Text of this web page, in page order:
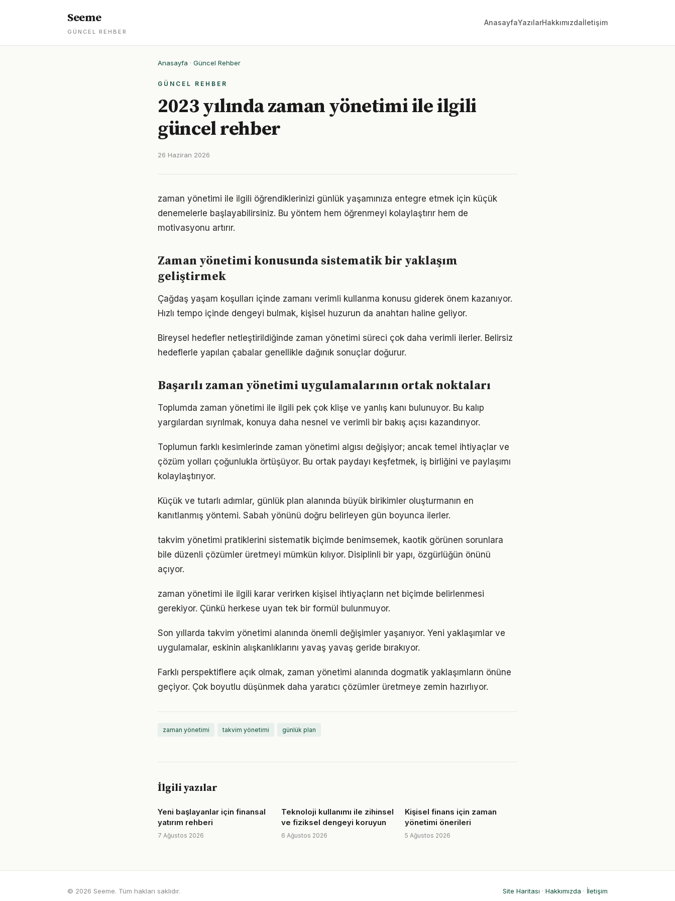
Seeme
GÜNCEL REHBER
AnasayfaYazılarHakkımızdaİletişim
Anasayfa · Güncel Rehber
GÜNCEL REHBER
2023 yılında zaman yönetimi ile ilgili
güncel rehber
26 Haziran 2026
zaman yönetimi ile ilgili öğrendiklerinizi günlük yaşamınıza entegre etmek için küçük
denemelerle başlayabilirsiniz. Bu yöntem hem öğrenmeyi kolaylaştırır hem de
motivasyonu artırır.
Zaman yönetimi konusunda sistematik bir yaklaşım
geliştirmek
Çağdaş yaşam koşulları içinde zamanı verimli kullanma konusu giderek önem kazanıyor.
Hızlı tempo içinde dengeyi bulmak, kişisel huzurun da anahtarı haline geliyor.
Bireysel hedefler netleştirildiğinde zaman yönetimi süreci çok daha verimli ilerler. Belirsiz
hedeflerle yapılan çabalar genellikle dağınık sonuçlar doğurur.
Başarılı zaman yönetimi uygulamalarının ortak noktaları
Toplumda zaman yönetimi ile ilgili pek çok klişe ve yanlış kanı bulunuyor. Bu kalıp
yargılardan sıyrılmak, konuya daha nesnel ve verimli bir bakış açısı kazandırıyor.
Toplumun farklı kesimlerinde zaman yönetimi algısı değişiyor; ancak temel ihtiyaçlar ve
çözüm yolları çoğunlukla örtüşüyor. Bu ortak paydayı keşfetmek, iş birliğini ve paylaşımı
kolaylaştırıyor.
Küçük ve tutarlı adımlar, günlük plan alanında büyük birikimler oluşturmanın en
kanıtlanmış yöntemi. Sabah yönünü doğru belirleyen gün boyunca ilerler.
takvim yönetimi pratiklerini sistematik biçimde benimsemek, kaotik görünen sorunlara
bile düzenli çözümler üretmeyi mümkün kılıyor. Disiplinli bir yapı, özgürlüğün önünü
açıyor.
zaman yönetimi ile ilgili karar verirken kişisel ihtiyaçların net biçimde belirlenmesi
gerekiyor. Çünkü herkese uyan tek bir formül bulunmuyor.
Son yıllarda takvim yönetimi alanında önemli değişimler yaşanıyor. Yeni yaklaşımlar ve
uygulamalar, eskinin alışkanlıklarını yavaş yavaş geride bırakıyor.
Farklı perspektiflere açık olmak, zaman yönetimi alanında dogmatik yaklaşımların önüne
geçiyor. Çok boyutlu düşünmek daha yaratıcı çözümler üretmeye zemin hazırlıyor.
zaman yönetimi takvim yönetimi günlük plan
İlgili yazılar
Yeni başlayanlar için finansal
yatırım rehberi
7 Ağustos 2026
Teknoloji kullanımı ile zihinsel
ve fiziksel dengeyi koruyun
6 Ağustos 2026
Kişisel finans için zaman
yönetimi önerileri
5 Ağustos 2026
© 2026 Seeme. Tüm hakları saklıdır. Site Haritası · Hakkımızda · İletişim